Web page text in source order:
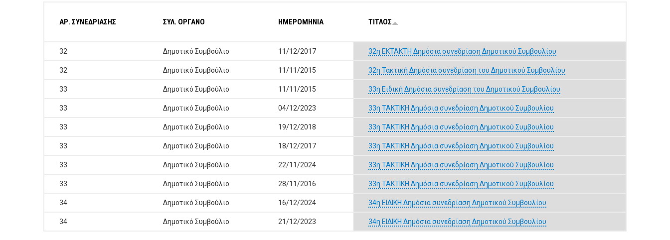
ΑΡ. ΣΥΝΕΔΡΙΑΣΗΣ ΣΥΛ. ΟΡΓΑΝΟ ΗΜΕΡΟΜΗΝΙΑ ΤΙΤΛΟΣ
32 Δημοτικό Συμβούλιο 11/12/2017 32η ΕΚΤΑΚΤΗ Δημόσια συνεδρίαση Δημοτικού Συμβουλίου
32 Δημοτικό Συμβούλιο 11/11/2015 32η Τακτική Δημόσια συνεδρίαση του Δημοτικού Συμβουλίου
33 Δημοτικό Συμβούλιο 11/11/2015 33η Ειδική Δημόσια συνεδρίαση του Δημοτικού Συμβουλίου
33 Δημοτικό Συμβούλιο 04/12/2023 33η ΤΑΚΤΙΚΗ Δημόσια συνεδρίαση Δημοτικού Συμβουλίου
33 Δημοτικό Συμβούλιο 19/12/2018 33η ΤΑΚΤΙΚΗ Δημόσια συνεδρίαση Δημοτικού Συμβουλίου
33 Δημοτικό Συμβούλιο 18/12/2017 33η ΤΑΚΤΙΚΗ Δημόσια συνεδρίαση Δημοτικού Συμβουλίου
33 Δημοτικό Συμβούλιο 22/11/2024 33η ΤΑΚΤΙΚΗ Δημόσια συνεδρίαση Δημοτικού Συμβουλίου
33 Δημοτικό Συμβούλιο 28/11/2016 33η ΤΑΚΤΙΚΗ Δημόσια συνεδρίαση Δημοτικού Συμβουλίου
34 Δημοτικό Συμβούλιο 16/12/2024 34η ΕΙΔΙΚΗ Δημόσια συνεδρίαση Δημοτικού Συμβουλίου
34 Δημοτικό Συμβούλιο 21/12/2023 34η ΕΙΔΙΚΗ Δημόσια συνεδρίαση Δημοτικού Συμβουλίου